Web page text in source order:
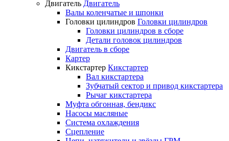
Двигатель Двигатель
Валы коленчатые и шпонки
Головки цилиндров Головки цилиндров
Головки цилиндров в сборе
Детали головок цилиндров
Двигатель в сборе
Картер
Кикстартер Кикстартер
Вал кикстартера
Зубчатый сектор и привод кикстартера
Рычаг кикстартера
Муфта обгонная, бендикс
Насосы масляные
Система охлаждения
Сцепление